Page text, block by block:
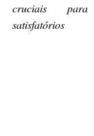
cruciais para
satisfatórios